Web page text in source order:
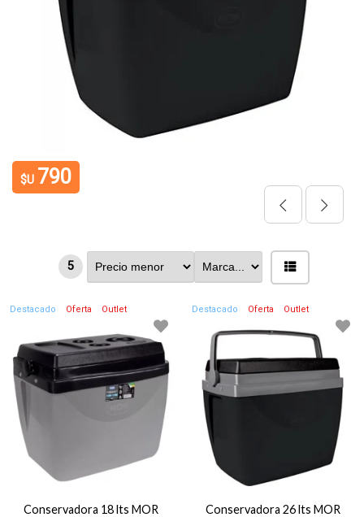
$U790
5
Destacado Oferta Outlet
Conservadora 18 lts MOR
Destacado Oferta Outlet
Conservadora 26 lts MOR